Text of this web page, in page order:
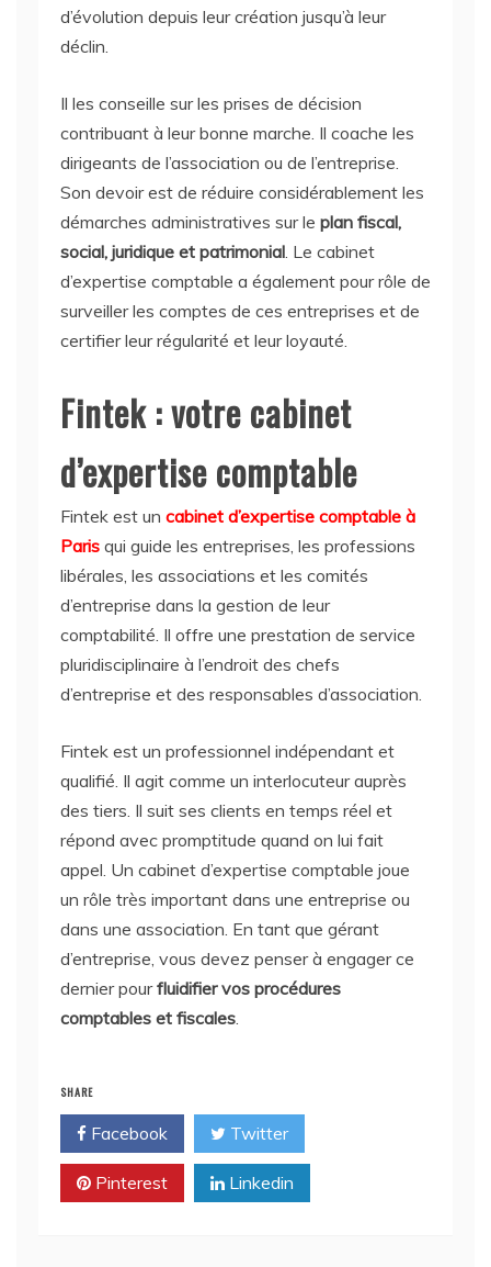
d’évolution depuis leur création jusqu’à leur
déclin.
Il les conseille sur les prises de décision
contribuant à leur bonne marche. Il coache les
dirigeants de l’association ou de l’entreprise.
Son devoir est de réduire considérablement les
démarches administratives sur le plan fiscal,
social, juridique et patrimonial. Le cabinet
d’expertise comptable a également pour rôle de
surveiller les comptes de ces entreprises et de
certifier leur régularité et leur loyauté.
Fintek : votre cabinet
d’expertise comptable
Fintek est un cabinet d’expertise comptable à
Paris qui guide les entreprises, les professions
libérales, les associations et les comités
d’entreprise dans la gestion de leur
comptabilité. Il offre une prestation de service
pluridisciplinaire à l’endroit des chefs
d’entreprise et des responsables d’association.
Fintek est un professionnel indépendant et
qualifié. Il agit comme un interlocuteur auprès
des tiers. Il suit ses clients en temps réel et
répond avec promptitude quand on lui fait
appel. Un cabinet d’expertise comptable joue
un rôle très important dans une entreprise ou
dans une association. En tant que gérant
d’entreprise, vous devez penser à engager ce
dernier pourfluidifier vos procédures
comptables et fiscales.
SHARE
Facebook Twitter
Pinterest Linkedin